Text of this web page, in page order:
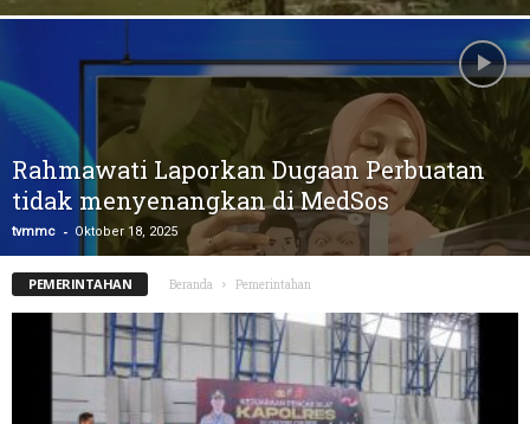
Rahmawati Laporkan Dugaan Perbuatan
tidak menyenangkan di MedSos
tvmmc - Oktober 18, 2025
PEMERINTAHAN Beranda Pemerintahan